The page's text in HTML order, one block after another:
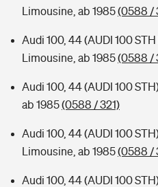
Sie haben Fragen?
Zur Übersicht
Kinderunfall-Check: Mehr
Typklassen: So ist Ihr Auto
Sie haben Fragen?
Limousine, ab 1985(0588 /
Audi 100, 44 (AUDI 100
Limousine, ab 1985(0588 /
Audi 100, 44 (AUDI 100
ab 1985(0588 / 321)
Audi 100, 44 (AUDI 100
Limousine, ab 1985(0588 /
Audi 100, 44 (AUDI 100